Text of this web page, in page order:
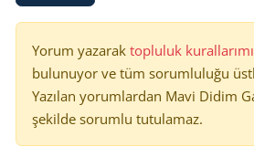
Yorum yazarak topluluk
bulunuyor ve tüm sorumluluğu
Yazılan yorumlardan Mavi Didim
şekilde sorumlu tutulamaz.